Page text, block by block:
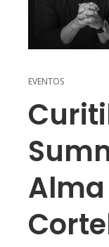
EVENTOS